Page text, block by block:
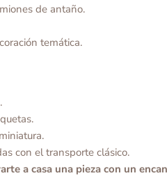
de antaño.
temática.
con el transporte clásico.
a casa una pieza con un